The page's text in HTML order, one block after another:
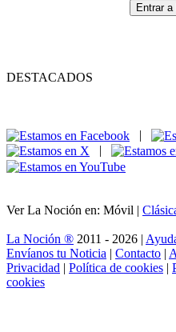
Entrar a
DESTACADOS
|
|
Ver La Noción en: Móvil |
La Noción ® 2011 - 2026 |
Envíanos tu Noticia | Contacto |
Privacidad | Política de cookies |
cookies